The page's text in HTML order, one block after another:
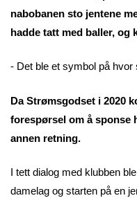
nabobanen sto jentene
hadde tatt med baller, og
- Det ble et symbol på
Da Strømsgodset i 2020
forespørsel om å sponse
annen retning.
I tett dialog med klubben
damelag og starten på en